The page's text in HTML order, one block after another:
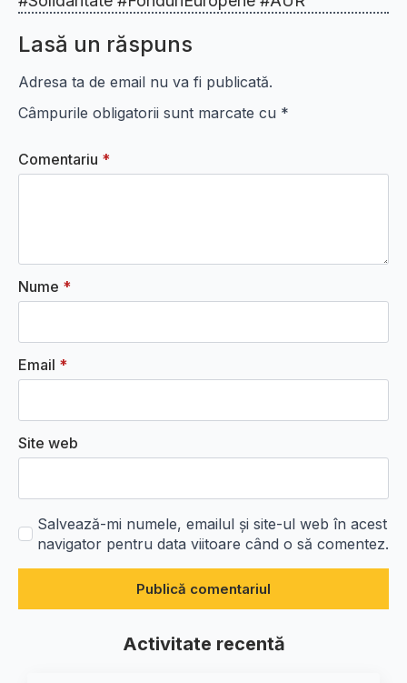
Lasă un răspuns
Adresa ta de email nu va fi publicată.
Câmpurile obligatorii sunt marcate cu *
Comentariu *
Nume *
Email *
Site web
Salvează-mi numele, emailul și site-ul web în acest
navigator pentru data viitoare când o să comentez.
Activitate recentă